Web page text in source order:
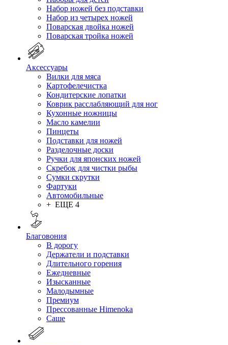
Набор ножей без подставки
Набор из четырех ножей
Поварская двойка ножей
Поварская тройка ножей
Аксессуары
Вилки для мяса
Картофелечистка
Кондитерские лопатки
Коврик расслабляющий для ног
Кухонные ножницы
Масло камелии
Пинцеты
Подставки для ножей
Разделочные доски
Ручки для японских ножей
Скребок для чистки рыбы
Сумки скрутки
Фартуки
Автомобильные
+ ЕЩЕ 4
Благовония
В дорогу
Держатели и подставки
Длительного горения
Ежедневные
Изысканные
Малодымные
Премиум
Прессованные Himenoka
Саше